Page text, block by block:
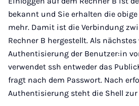
bekannt und Sie erhalten die
mehr. Damit ist die Verbindung
Rechner B hergestellt. Als
Authentisierung der Benutzer:in
verwendet ssh entweder das
fragt nach dem Passwort. Nach
Authentisierung steht die Shell zur